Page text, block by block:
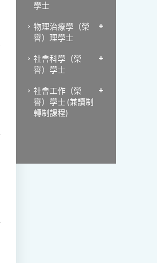
學士
物理治療學（榮
譽）理學士
社會科學（榮
譽）學士
社會工作（榮
譽）學士 (兼讀制
轉制課程)